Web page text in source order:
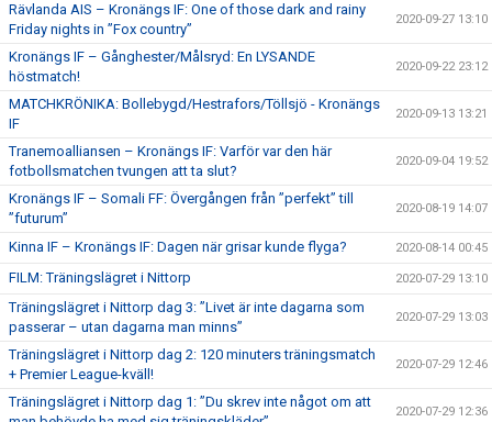
Rävlanda AIS – Kronängs IF: One of those dark and rainy
Friday nights in ”Fox country”
2020-09-27 13:10
Kronängs IF – Gånghester/Målsryd: En LYSANDE
höstmatch!
2020-09-22 23:12
MATCHKRÖNIKA: Bollebygd/Hestrafors/Töllsjö - Kronängs
IF
2020-09-13 13:21
Tranemoalliansen – Kronängs IF: Varför var den här
fotbollsmatchen tvungen att ta slut?
2020-09-04 19:52
Kronängs IF – Somali FF: Övergången från ”perfekt” till
”futurum”
2020-08-19 14:07
Kinna IF – Kronängs IF: Dagen när grisar kunde flyga? 2020-08-14 00:45
FILM: Träningslägret i Nittorp 2020-07-29 13:10
Träningslägret i Nittorp dag 3: ”Livet är inte dagarna som
passerar – utan dagarna man minns”
2020-07-29 13:03
Träningslägret i Nittorp dag 2: 120 minuters träningsmatch
+ Premier League-kväll!
2020-07-29 12:46
Träningslägret i Nittorp dag 1: ”Du skrev inte något om att
2020-07-29 12:36